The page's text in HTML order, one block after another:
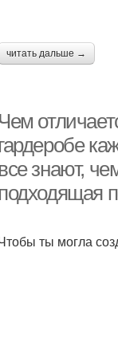
читать дальше →
Чем
знают,
ты могла